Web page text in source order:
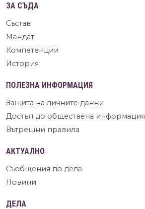
ЗА СЪДА
Състав
Мандат
Компетенции
История
ПОЛЕЗНА ИНФОРМАЦИЯ
Защита на личните данни
Достъп до обществена информация
Вътрешни правила
АКТУАЛНО
Съобщения по дела
Новини
ДЕЛА